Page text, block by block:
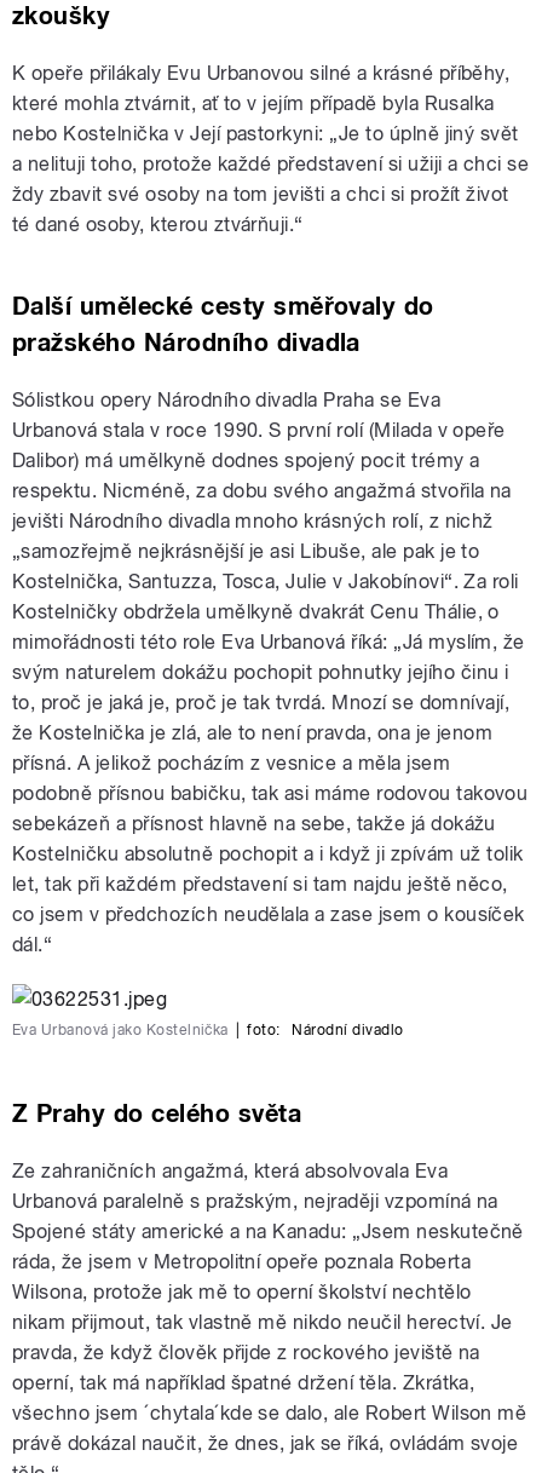
zkoušky
K opeře přilákaly Evu Urbanovou silné a krásné příběhy,
které mohla ztvárnit, ať to v jejím případě byla Rusalka
nebo Kostelnička v Její pastorkyni: „Je to úplně jiný svět
a nelituji toho, protože každé představení si užiji a chci se
ždy zbavit své osoby na tom jevišti a chci si prožít život
té dané osoby, kterou ztvárňuji.“
Další umělecké cesty směřovaly do
pražského Národního divadla
Sólistkou opery Národního divadla Praha se Eva
Urbanová stala v roce 1990. S první rolí (Milada v opeře
Dalibor) má umělkyně dodnes spojený pocit trémy a
respektu. Nicméně, za dobu svého angažmá stvořila na
jevišti Národního divadla mnoho krásných rolí, z nichž
„samozřejmě nejkrásnější je asi Libuše, ale pak je to
Kostelnička, Santuzza, Tosca, Julie v Jakobínovi“. Za roli
Kostelničky obdržela umělkyně dvakrát Cenu Thálie, o
mimořádnosti této role Eva Urbanová říká: „Já myslím, že
svým naturelem dokážu pochopit pohnutky jejího činu i
to, proč je jaká je, proč je tak tvrdá. Mnozí se domnívají,
že Kostelnička je zlá, ale to není pravda, ona je jenom
přísná. A jelikož pocházím z vesnice a měla jsem
podobně přísnou babičku, tak asi máme rodovou takovou
sebekázeň a přísnost hlavně na sebe, takže já dokážu
Kostelničku absolutně pochopit a i když ji zpívám už tolik
let, tak při každém představení si tam najdu ještě něco,
co jsem v předchozích neudělala a zase jsem o kousíček
dál.“
Eva Urbanová jako Kostelnička foto: Národní divadlo
Z Prahy do celého světa
Ze zahraničních angažmá, která absolvovala Eva
Urbanová paralelně s pražským, nejraději vzpomíná na
Spojené státy americké a na Kanadu: „Jsem neskutečně
ráda, že jsem v Metropolitní opeře poznala Roberta
Wilsona, protože jak mě to operní školství nechtělo
nikam přijmout, tak vlastně mě nikdo neučil herectví. Je
pravda, že když člověk přijde z rockového jeviště na
operní, tak má například špatné držení těla. Zkrátka,
všechno jsem ´chytala´kde se dalo, ale Robert Wilson mě
právě dokázal naučit, že dnes, jak se říká, ovládám svoje